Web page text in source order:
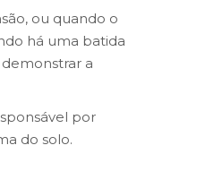
ou quando o
há uma batida
a
por
do solo.